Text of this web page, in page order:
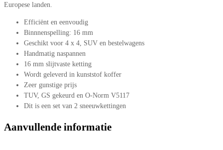
Europese landen.
Efficiënt en eenvoudig
Binnnenspelling: 16 mm
Geschikt voor 4 x 4, SUV en bestelwagens
Handmatig naspannen
16 mm slijtvaste ketting
Wordt geleverd in kunststof koffer
Zeer gunstige prijs
TUV, GS gekeurd en O-Norm V5117
Dit is een set van 2 sneeuwkettingen
Aanvullende informatie